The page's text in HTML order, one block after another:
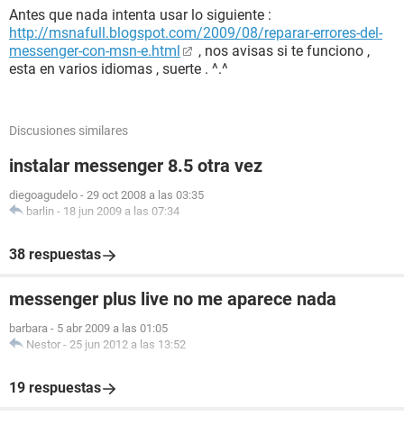
Antes que nada intenta usar lo siguiente :
http://msnafull.blogspot.com/2009/08/reparar-errores-del-
messenger-con-msn-e.html
, nos avisas si te funciono ,
esta en varios idiomas , suerte . ^.^
Discusiones similares
instalar messenger 8.5 otra vez
diegoagudelo - 29 oct 2008 a las 03:35
barlin - 18 jun 2009 a las 07:34
38 respuestas
messenger plus live no me aparece nada
barbara - 5 abr 2009 a las 01:05
Nestor - 25 jun 2012 a las 13:52
19 respuestas